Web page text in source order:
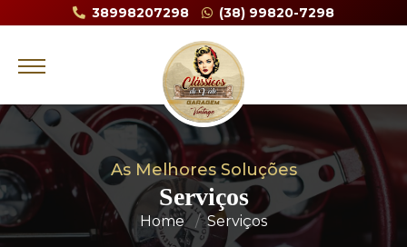
38998207298 (38) 99820-7298
As Melhores Soluções
Serviços
Home Serviços